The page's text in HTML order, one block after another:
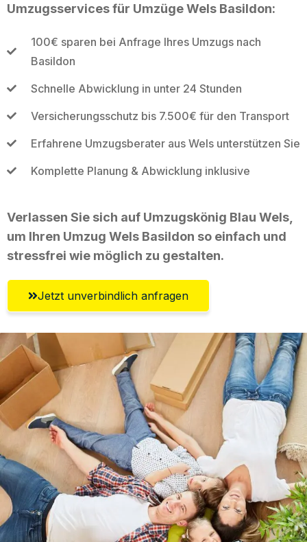
Umzugsservices für Umzüge Wels Basildon:
100€ sparen bei Anfrage Ihres Umzugs nach
Basildon
Schnelle Abwicklung in unter 24 Stunden
Versicherungsschutz bis 7.500€ für den Transport
Erfahrene Umzugsberater aus Wels unterstützen Sie
Komplette Planung & Abwicklung inklusive
Verlassen Sie sich auf Umzugskönig Blau Wels,
um Ihren Umzug Wels Basildon so einfach und
stressfrei wie möglich zu gestalten.
Jetzt unverbindlich anfragen